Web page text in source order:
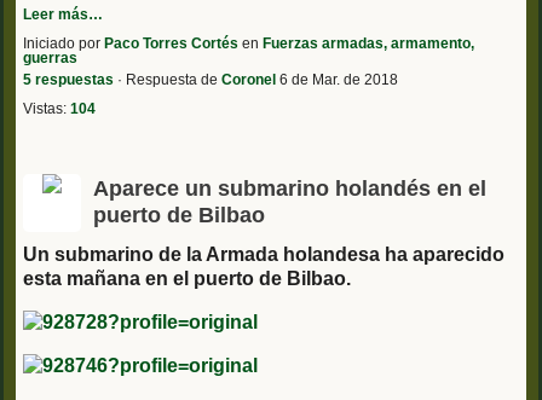
Leer más…
Iniciado por Paco Torres Cortés en Fuerzas armadas, armamento,
guerras
5 respuestas · Respuesta de Coronel 6 de Mar. de 2018
Vistas: 104
Aparece un submarino holandés en el
puerto de Bilbao
Un submarino de la Armada holandesa ha aparecido
esta mañana en el puerto de Bilbao.